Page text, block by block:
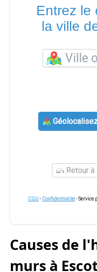
Entrez le
la ville
Retour
CGU - Confidentialité- Service
Causes de
murs à